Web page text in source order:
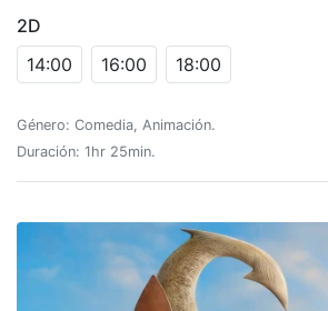
2D
14:00
16:00 18:00
Género: Comedia, Animación.
Duración: 1hr 25min.